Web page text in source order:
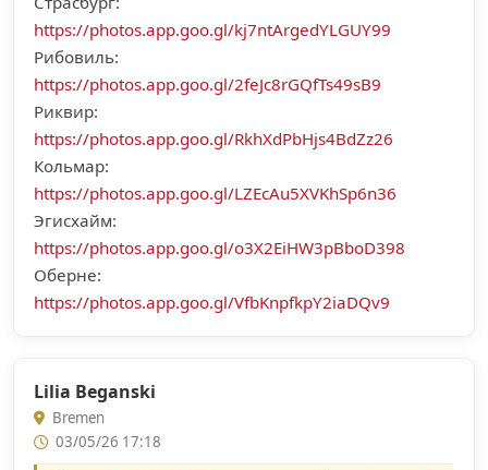
https://photos.app.goo.gl/kj7ntArgedYLGUY99
Рибовиль:
https://photos.app.goo.gl/2feJc8rGQfTs49sB9
Риквир:
https://photos.app.goo.gl/RkhXdPbHjs4BdZz26
Кольмар:
https://photos.app.goo.gl/LZEcAu5XVKhSp6n36
Эгисхайм:
https://photos.app.goo.gl/o3X2EiHW3pBboD398
Оберне:
https://photos.app.goo.gl/VfbKnpfkpY2iaDQv9
Lilia Beganski
Bremen
03/05/26 17:18